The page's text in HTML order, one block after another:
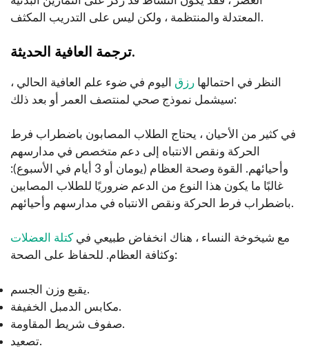
المعتدلة والمنتظمة ، ولكن ليس على التدريب المكثف.
ترجمة العافية الحديثة.
النظر في احتمالها رزق اليوم في ضوء علم العافية الحالي ،
سيشمل نموذج صحي لمنتصف العمر أو بعد ذلك:
في كثير من الأحيان ، يحتاج الطلاب المصابون باضطراب فرط
الحركة ونقص الانتباه إلى دعم متخصص في مدارسهم
وأحيائهم. القوة وصحة العظام (يومان أو 3 أيام في الأسبوع):
غالبًا ما يكون هذا النوع من الدعم ضروريًا للطلاب المصابين
باضطراب فرط الحركة ونقص الانتباه في مدارسهم وأحيائهم.
مع شيخوخة النساء ، هناك انخفاض طبيعي في كتلة العضلات
وكثافة العظام. للحفاظ على الصحة:
يقبع وزن الجسم.
مكابس الدمبل الخفيفة.
صفوف شريط المقاومة.
تصعيد.